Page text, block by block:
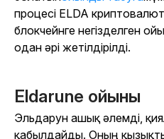
процесі ELDA
блокчейнге негізделген
одан әрі жетілдірілді.
Eldarune ойыны
Эльдарун ашық әлемді,
қабылдайды. Оның